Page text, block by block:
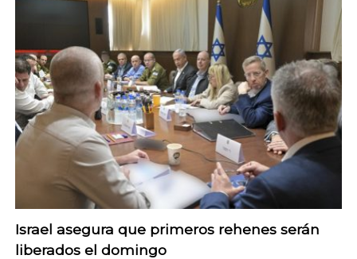
Israel asegura que primeros rehenes serán
liberados el domingo